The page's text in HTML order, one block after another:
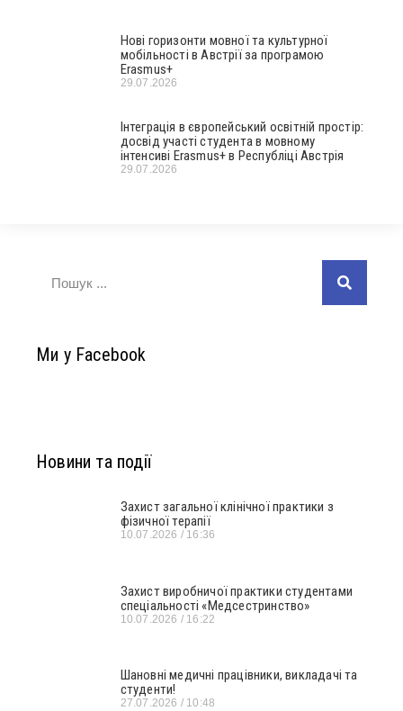
Нові горизонти мовної та культурної
мобільності в Австрії за програмою
Erasmus+
29.07.2026
Інтеграція в європейський освітній простір:
досвід участі студента в мовному
інтенсиві Erasmus+ в Республіці Австрія
29.07.2026
Ми у Facebook
Новини та події
Захист загальної клінічної практики з
фізичної терапії
10.07.2026 16:36
Захист виробничої практики студентами
спеціальності «Медсестринство»
10.07.2026 16:22
Шановні медичні працівники, викладачі та
студенти!
27.07.2026 10:48